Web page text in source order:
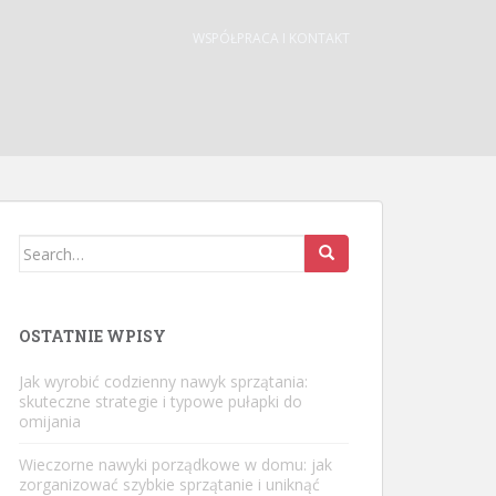
WSPÓŁPRACA I KONTAKT
Search
OSTATNIE WPISY
Jak wyrobić codzienny nawyk sprzątania:
skuteczne strategie i typowe pułapki do
omijania
Wieczorne nawyki porządkowe w domu: jak
zorganizować szybkie sprzątanie i uniknąć